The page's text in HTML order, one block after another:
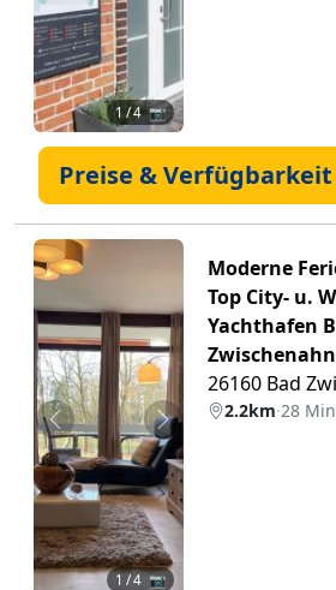
1/ 4 📷
Preise &
Zurück Weiter
1 / 4 📷
Moderne
Top City- u.
Yachthafen
Zwischenahn
26160 Bad
2.2km·28